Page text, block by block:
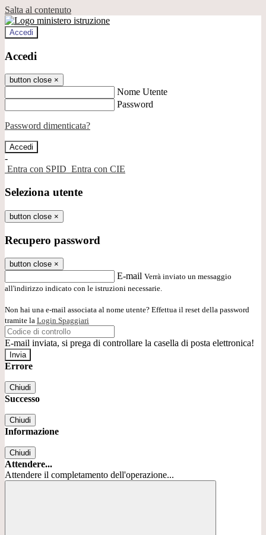
Salta al contenuto
Accedi
Accedi
button close ×
Nome Utente
Password
Password dimenticata?
-
Entra con SPID Entra con CIE
Seleziona utente
button close ×
Recupero password
button close ×
E-mail Verrà inviato un messaggio
all'indirizzo indicato con le istruzioni necessarie.
Non hai una e-mail associata al nome utente? Effettua il reset della password
tramite la Login Spaggiari
E-mail inviata, si prega di controllare la casella di posta elettronica!
Errore
Chiudi
Successo
Chiudi
Informazione
Chiudi
Attendere...
Attendere il completamento dell'operazione...